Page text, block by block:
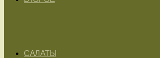
САЛАТЫ